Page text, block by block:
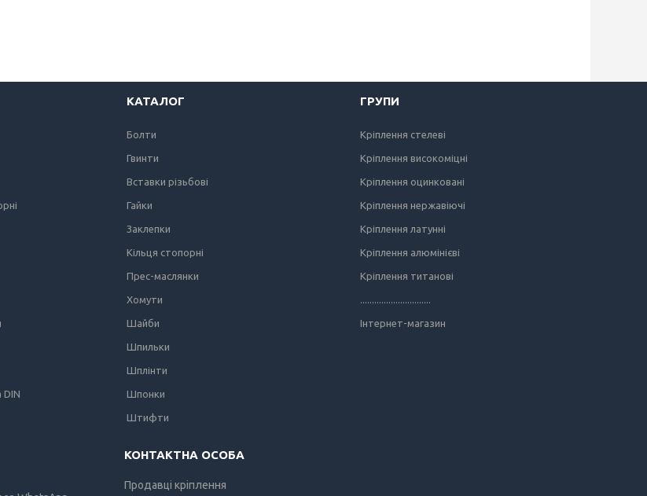
DIN
КАТАЛОГ
Болти
Гвинти
Вставки різьбові
Гайки
Заклепки
Кільця стопорні
Прес-маслянки
Хомути
Шайби
Шпильки
Шплінти
Шпонки
Штифти
ГРУПИ
Кріплення стелеві
Кріплення високоміцні
Кріплення оцинковані
Кріплення нержавіючі
Кріплення латунні
Кріплення алюмінієві
Кріплення титанові
..............................
Інтернет-магазин
Продавці кріплення